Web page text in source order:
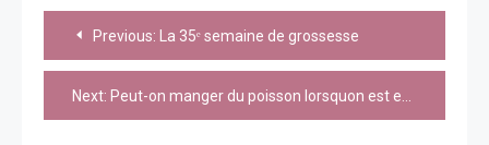
Navigation
de
l’article
Previous: La 35ᵉ semaine de grossesse
Next: Peut-on manger du poisson lorsquon est enceinte ?